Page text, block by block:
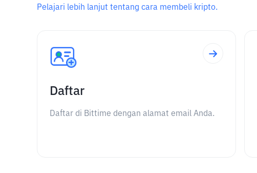
Pelajari lebih lanjut tentang cara membeli kripto.
Daftar
Daftar di Bittime dengan alamat email Anda.